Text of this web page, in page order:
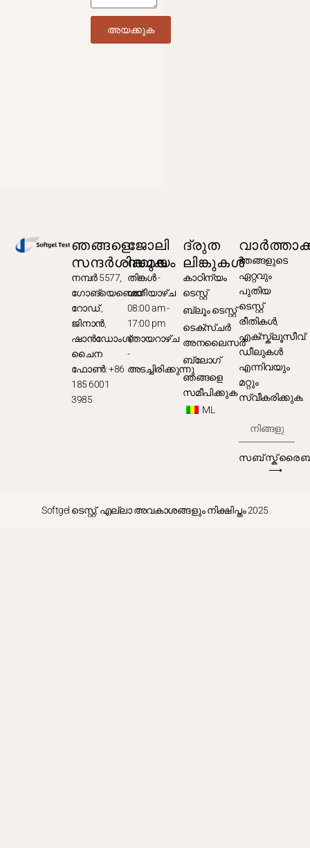
അയക്കുക
ഞങ്ങളെ
സന്ദർശിക്കുക
നമ്പർ 5577,
ഗോങ്യെബെയ്
റോഡ്.,
ജിനാൻ,
ഷാൻഡോംഗ്,
ചൈന
ഫോൺ: +86
185 6001
3985
ജോലി
സമയം
തിങ്കൾ -
ശനിയാഴ്ച
08:00 am -
17:00 pm
ഞായറാഴ്ച
-
അടച്ചിരിക്കുന്നു
ദ്രുത
ലിങ്കുകൾ
കാഠിന്യം
ടെസ്റ്റ്
ബ്ലൂം ടെസ്റ്റ്
ടെക്സ്ചർ
അനലൈസർ
ബ്ലോഗ്
ഞങ്ങളെ
സമീപിക്കുക
ML
ഞങ്ങളുടെ
ഏറ്റവും
പുതിയ
ടെസ്റ്റ്
രീതികൾ,
എക്സ്ക്ലൂസീവ്
ഡീലുകൾ
എന്നിവയും
മറ്റും
സ്വീകരിക്കുക.
⟶
Softgel ടെസ്റ്റ്, എല്ലാ അവകാശങ്ങളും നിക്ഷിപ്തം 2025